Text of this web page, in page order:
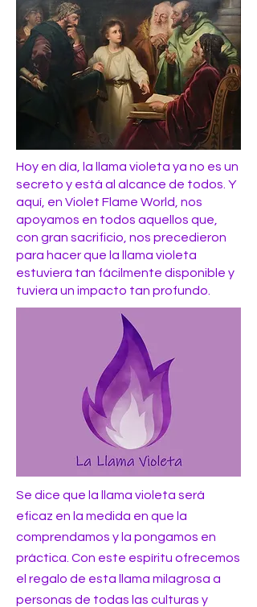
Hoy en día, la llama violeta ya no es un
secreto y está al alcance de todos. Y
aquí, en Violet Flame World, nos
apoyamos en todos aquellos que,
con gran sacrificio, nos precedieron
para hacer que la llama violeta
estuviera tan fácilmente disponible y
tuviera un impacto tan profundo.
Se dice que la llama violeta será
eficaz en la medida en que la
comprendamos y la pongamos en
práctica. Con este espíritu ofrecemos
el regalo de esta llama milagrosa a
personas de todas las culturas y